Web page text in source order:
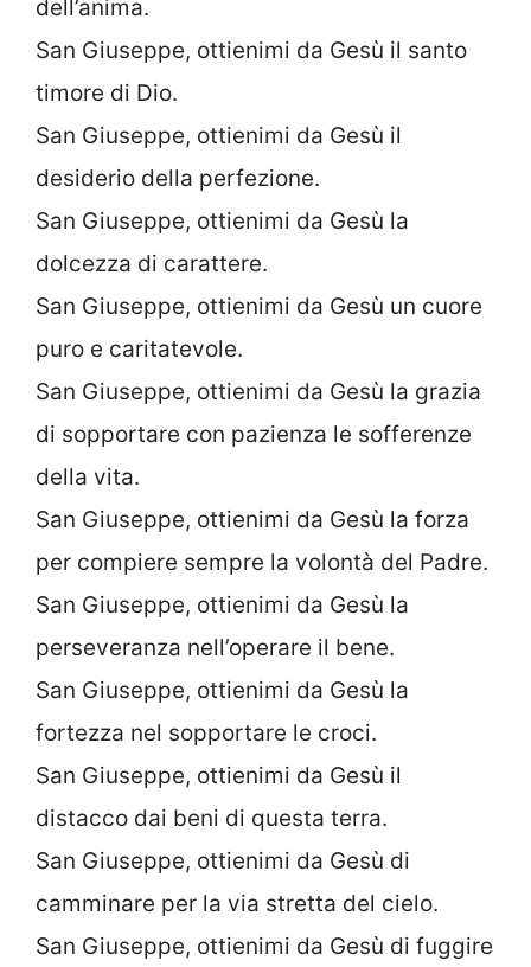
dell’anima.
San Giuseppe, ottienimi da Gesù il santo
timore di Dio.
San Giuseppe, ottienimi da Gesù il
desiderio della perfezione.
San Giuseppe, ottienimi da Gesù la
dolcezza di carattere.
San Giuseppe, ottienimi da Gesù un cuore
puro e caritatevole.
San Giuseppe, ottienimi da Gesù la grazia
di sopportare con pazienza le sofferenze
della vita.
San Giuseppe, ottienimi da Gesù la forza
per compiere sempre la volontà del Padre.
San Giuseppe, ottienimi da Gesù la
perseveranza nell’operare il bene.
San Giuseppe, ottienimi da Gesù la
fortezza nel sopportare le croci.
San Giuseppe, ottienimi da Gesù il
distacco dai beni di questa terra.
San Giuseppe, ottienimi da Gesù di
camminare per la via stretta del cielo.
San Giuseppe, ottienimi da Gesù di fuggire